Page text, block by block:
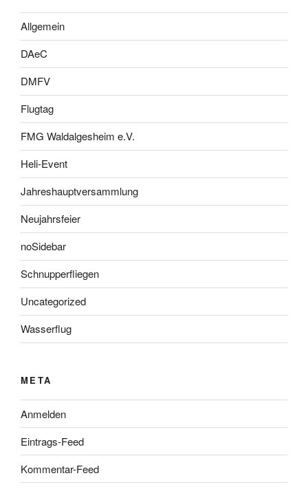
Allgemein
DAeC
DMFV
Flugtag
FMG Waldalgesheim e.V.
Heli-Event
Jahreshauptversammlung
Neujahrsfeier
noSidebar
Schnupperfliegen
Uncategorized
Wasserflug
META
Anmelden
Eintrags-Feed
Kommentar-Feed